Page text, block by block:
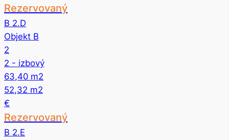
Rezervovaný
B 2.D
Objekt B
2
2 - izbový
63,40 m2
52,32 m2
€
Rezervovaný
B 2.E